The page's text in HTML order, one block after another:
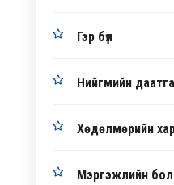
Гэр бүл
Нийгмийн
Хөдөлмөрийн
Мэргэжлийн